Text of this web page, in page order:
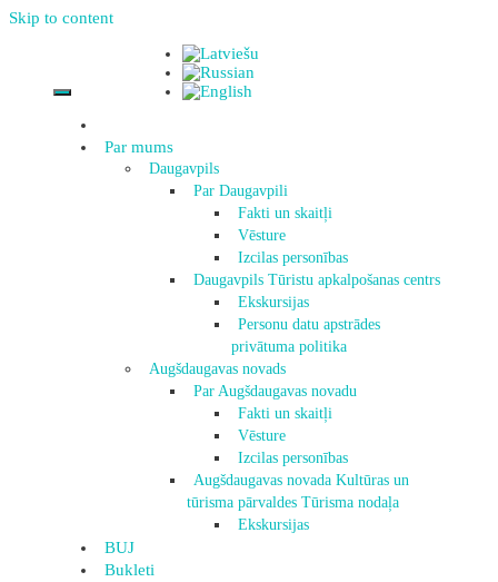
Skip to content
Par mums
Daugavpils
Par Daugavpili
Fakti un skaitļi
Vēsture
Izcilas personības
Daugavpils Tūristu apkalpošanas centrs
Ekskursijas
Personu datu apstrādes
privātuma politika
Augšdaugavas novads
Par Augšdaugavas novadu
Fakti un skaitļi
Vēsture
Izcilas personības
Augšdaugavas novada Kultūras un
tūrisma pārvaldes Tūrisma nodaļa
Ekskursijas
BUJ
Bukleti